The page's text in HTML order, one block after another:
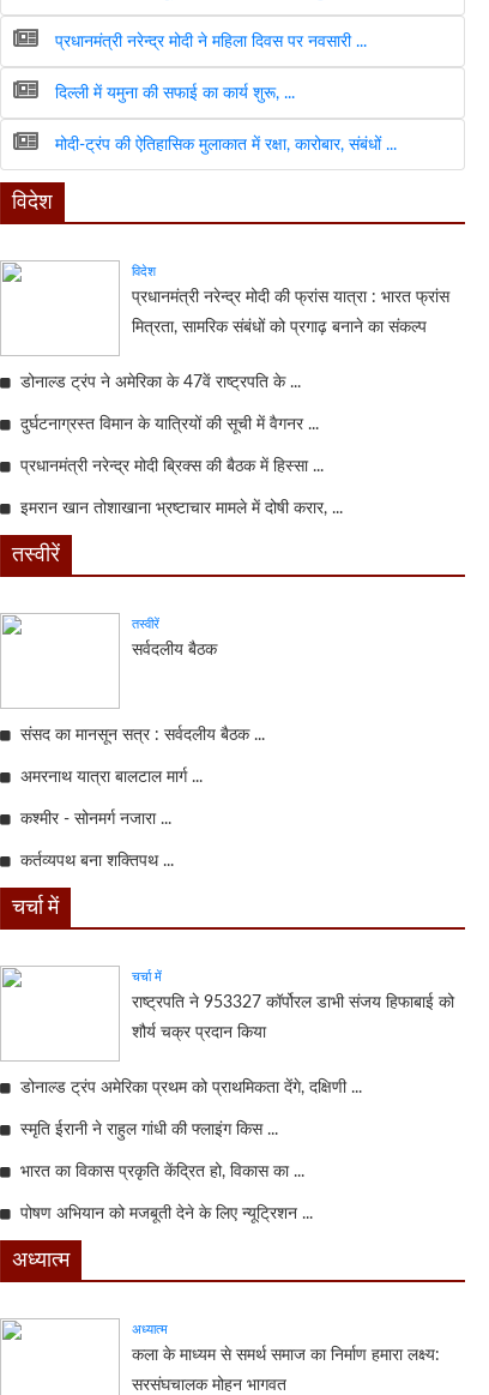
प्रधानमंत्री नरेन्द्र मोदी ने महिला दिवस पर नवसारी ...
दिल्ली में यमुना की सफाई का कार्य शुरू, ...
मोदी-ट्रंप की ऐतिहासिक मुलाकात में रक्षा, कारोबार, संबंधों ...
विदेश
विदेश
प्रधानमंत्री नरेन्द्र मोदी की फ्रांस यात्रा : भारत फ्रांस
मित्रता, सामरिक संबंधों को प्रगाढ़ बनाने का संकल्प
डोनाल्ड ट्रंप ने अमेरिका के 47वें राष्ट्रपति के ...
दुर्घटनाग्रस्त विमान के यात्रियों की सूची में वैगनर ...
प्रधानमंत्री नरेन्द्र मोदी ब्रिक्स की बैठक में हिस्सा ...
इमरान खान तोशाखाना भ्रष्टाचार मामले में दोषी करार, ...
तस्वीरें
तस्वीरें
सर्वदलीय बैठक
संसद का मानसून सत्र : सर्वदलीय बैठक ...
अमरनाथ यात्रा बालटाल मार्ग ...
कश्मीर - सोनमर्ग नजारा ...
कर्तव्यपथ बना शक्तिपथ ...
चर्चा में
चर्चा में
राष्ट्रपति ने 953327 कॉर्पोरल डाभी संजय हिफाबाई को
शौर्य चक्र प्रदान किया
डोनाल्ड ट्रंप अमेरिका प्रथम को प्राथमिकता देंगे, दक्षिणी ...
स्मृति ईरानी ने राहुल गांधी की फ्लाइंग किस ...
भारत का विकास प्रकृति केंद्रित हो, विकास का ...
पोषण अभियान को मजबूती देने के लिए न्यूट्रिशन ...
अध्यात्म
अध्यात्म
कला के माध्यम से समर्थ समाज का निर्माण हमारा लक्ष्य:
सरसंघचालक मोहन भागवत